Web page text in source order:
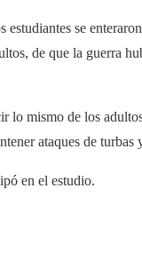
se
de que la guerra
lo mismo de los
ataques de turbas
en el estudio.